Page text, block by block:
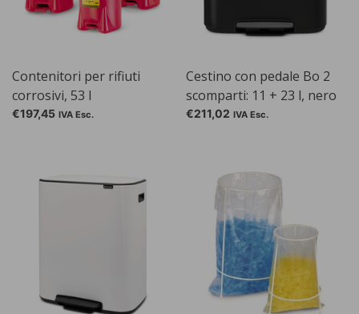
Contenitori per rifiuti
corrosivi, 53 l
€197,45 IVA Esc.
Cestino con pedale Bo 2
scomparti: 11 + 23 l, nero
€211,02 IVA Esc.